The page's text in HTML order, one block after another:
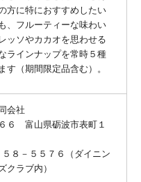
方に特におすすめしたい
、フルーティーな味わい
ッソやカカオを思わせる
ラインナップを常時５種
す（期間限定品含む）。
会社
６ 富山県砺波市表町１
８－５５７６（ダイニン
ラブ内）